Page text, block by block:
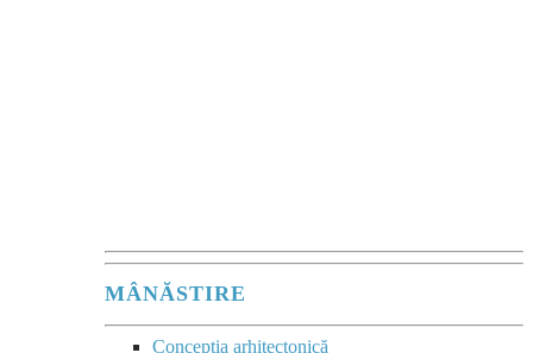
MÂNĂSTIRE
Concepția arhitectonică